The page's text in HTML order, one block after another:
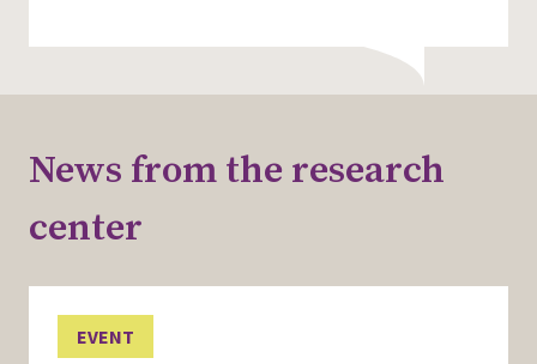
News from the research
center
EVENT